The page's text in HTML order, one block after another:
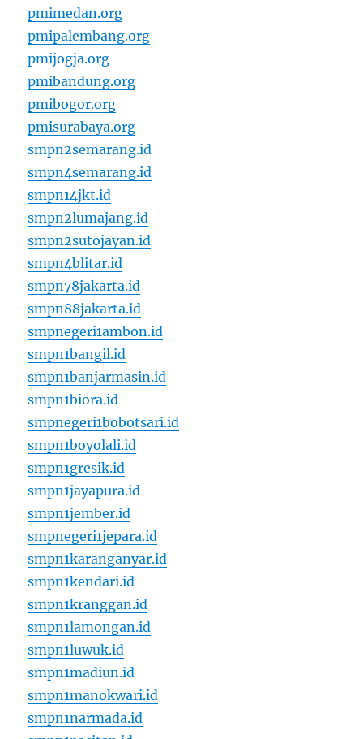
pmimedan.org
pmipalembang.org
pmijogja.org
pmibandung.org
pmibogor.org
pmisurabaya.org
smpn2semarang.id
smpn4semarang.id
smpn14jkt.id
smpn2lumajang.id
smpn2sutojayan.id
smpn4blitar.id
smpn78jakarta.id
smpn88jakarta.id
smpnegeri1ambon.id
smpn1bangil.id
smpn1banjarmasin.id
smpn1biora.id
smpnegeri1bobotsari.id
smpn1boyolali.id
smpn1gresik.id
smpn1jayapura.id
smpn1jember.id
smpnegeri1jepara.id
smpn1karanganyar.id
smpn1kendari.id
smpn1kranggan.id
smpn1lamongan.id
smpn1luwuk.id
smpn1madiun.id
smpn1manokwari.id
smpn1narmada.id